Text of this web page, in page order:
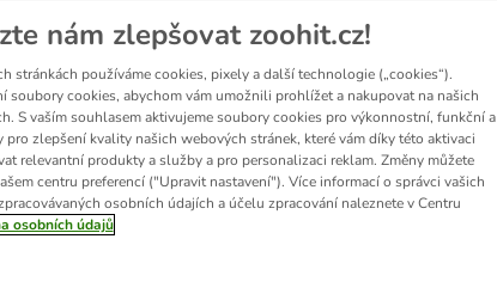
potřeby malých ras. Granule jsou přizpůsobené menším čelistem psů.
nám zlepšovat zoohit.cz!
stránkách používáme cookies, pixely a další technologie („cookies“).
soubory cookies, abychom vám umožnili prohlížet a nakupovat na našich
S vaším souhlasem aktivujeme soubory cookies pro výkonnostní, funkční a
pro zlepšení kvality našich webových stránek, které vám díky této aktivaci
relevantní produkty a služby a pro personalizaci reklam. Změny můžete
centru preferencí ("Upravit nastavení"). Více informací o správci vašich
osobních údajích a účelu zpracování naleznete v Centru
osobních údajů